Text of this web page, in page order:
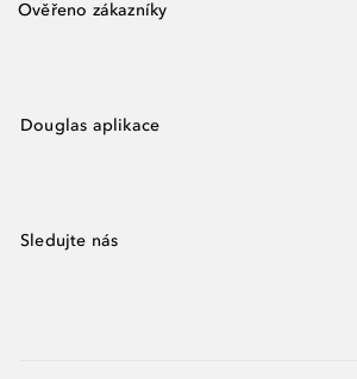
Ověřeno zákazníky
Douglas aplikace
Sledujte nás